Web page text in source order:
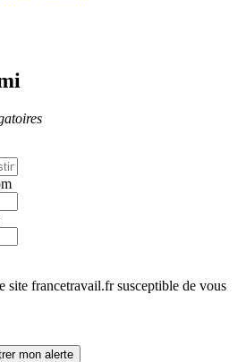
site francetravail.fr susceptible de vous
mon alerte